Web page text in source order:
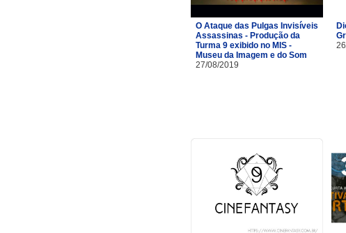
O Ataque das Pulgas Invisíveis
Assassinas - Produção da
Turma 9 exibido no MIS -
Museu da Imagem e do Som
27/08/2019